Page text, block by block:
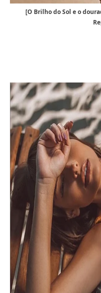
[O Brilho do Sol e o